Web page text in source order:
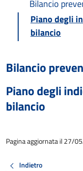
Bilancio
Piano degli
bilancio
Bilancio
Piano degli
bilancio
Pagina aggiornata il 27/
Indietro